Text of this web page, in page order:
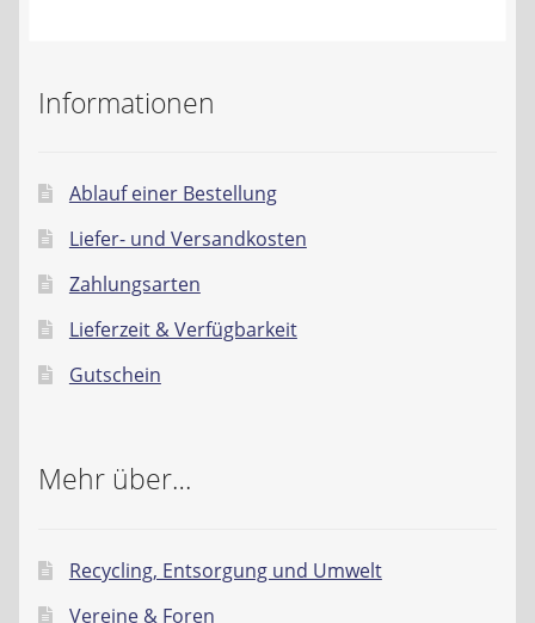
Datenschutzerklärung
Impressum
Informationen
Ablauf einer Bestellung
Liefer- und Versandkosten
Zahlungsarten
Lieferzeit & Verfügbarkeit
Gutschein
Mehr über…
Recycling, Entsorgung und Umwelt
Vereine & Foren